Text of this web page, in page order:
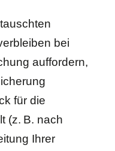
bei
auffordern,
für die
(z. B. nach
Ihrer